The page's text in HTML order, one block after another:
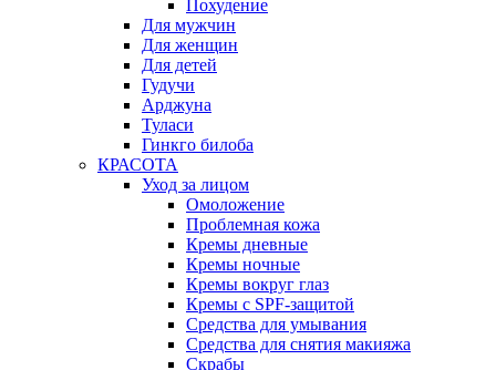
Похудение
Для мужчин
Для женщин
Для детей
Гудучи
Арджуна
Туласи
Гинкго билоба
КРАСОТА
Уход за лицом
Омоложение
Проблемная кожа
Кремы дневные
Кремы ночные
Кремы вокруг глаз
Кремы с SPF-защитой
Средства для умывания
Средства для снятия макияжа
Скрабы